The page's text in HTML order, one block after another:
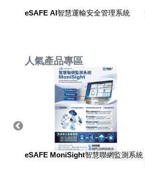
eSAFE AI智慧運輸安全管理系統
人氣產品專區
eSAFE MoniSight智慧聯網監測系統